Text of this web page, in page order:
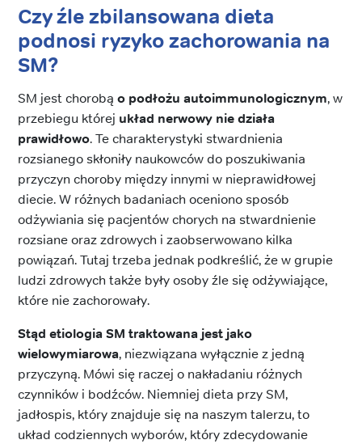
Czy źle zbilansowana dieta
podnosi ryzyko zachorowania na
SM?
SM jest chorobą o podłożu autoimmunologicznym, w
przebiegu której układ nerwowy nie działa
prawidłowo. Te charakterystyki stwardnienia
rozsianego skłoniły naukowców do poszukiwania
przyczyn choroby między innymi w nieprawidłowej
diecie. W różnych badaniach oceniono sposób
odżywiania się pacjentów chorych na stwardnienie
rozsiane oraz zdrowych i zaobserwowano kilka
powiązań. Tutaj trzeba jednak podkreślić, że w grupie
ludzi zdrowych także były osoby źle się odżywiające,
które nie zachorowały.
Stąd etiologia SM traktowana jest jako
wielowymiarowa, niezwiązana wyłącznie z jedną
przyczyną. Mówi się raczej o nakładaniu różnych
czynników i bodźców. Niemniej dieta przy SM,
jadłospis, który znajduje się na naszym talerzu, to
układ codziennych wyborów, który zdecydowanie